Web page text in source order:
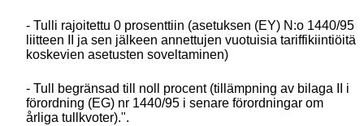
- Tulli rajoitettu 0 prosenttiin (asetuksen (EY) N:o 1440/95
liitteen II ja sen jälkeen annettujen vuotuisia tariffikiintiöitä
koskevien asetusten soveltaminen)
- Tull begränsad till noll procent (tillämpning av bilaga II i
förordning (EG) nr 1440/95 i senare förordningar om
årliga tullkvoter).".